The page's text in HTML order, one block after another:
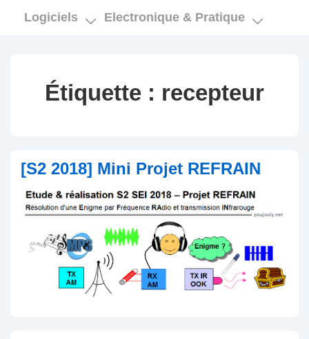
Logiciels Electronique & Pratique
Étiquette : recepteur
[S2 2018] Mini Projet REFRAIN